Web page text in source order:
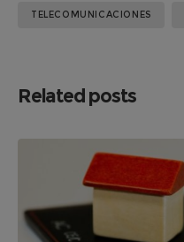
TELECOMUNICACIONES
Related posts